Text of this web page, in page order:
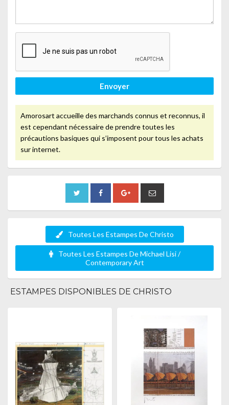
Envoyer
Amorosart accueille des marchands connus et reconnus, il
est cependant nécessaire de prendre toutes les
précautions basiques qui s’imposent pour tous les achats
sur internet.
Toutes Les Estampes De Christo
Toutes Les Estampes De Michael Lisi /
Contemporary Art
ESTAMPES DISPONIBLES DE CHRISTO